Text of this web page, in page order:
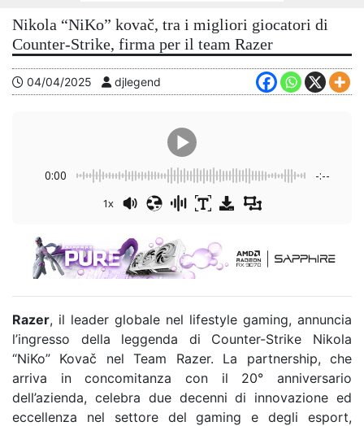
Nikola “NiKo” kovač, tra i migliori giocatori di
Counter-Strike, firma per il team Razer
04/04/2025 djlegend
0:00 -:--
1x
Razer, il leader globale nel lifestyle gaming, annuncia
l’ingresso della leggenda di Counter-Strike Nikola
“NiKo” Kovač nel Team Razer. La partnership, che
arriva in concomitanza con il 20° anniversario
dell’azienda, celebra due decenni di innovazione ed
eccellenza nel settore del gaming e degli esport,